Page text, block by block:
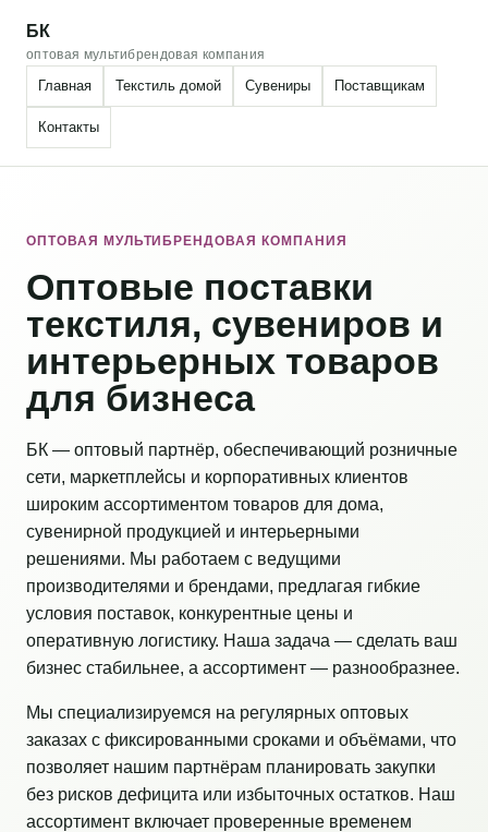
БК
оптовая мультибрендовая компания
Главная Текстиль домой Сувениры Поставщикам
Контакты
ОПТОВАЯ МУЛЬТИБРЕНДОВАЯ КОМПАНИЯ
Оптовые поставки
текстиля, сувениров и
интерьерных товаров
для бизнеса
БК — оптовый партнёр, обеспечивающий розничные
сети, маркетплейсы и корпоративных клиентов
широким ассортиментом товаров для дома,
сувенирной продукцией и интерьерными
решениями. Мы работаем с ведущими
производителями и брендами, предлагая гибкие
условия поставок, конкурентные цены и
оперативную логистику. Наша задача — сделать ваш
бизнес стабильнее, а ассортимент — разнообразнее.
Мы специализируемся на регулярных оптовых
заказах с фиксированными сроками и объёмами, что
позволяет нашим партнёрам планировать закупки
без рисков дефицита или избыточных остатков. Наш
ассортимент включает проверенные временем